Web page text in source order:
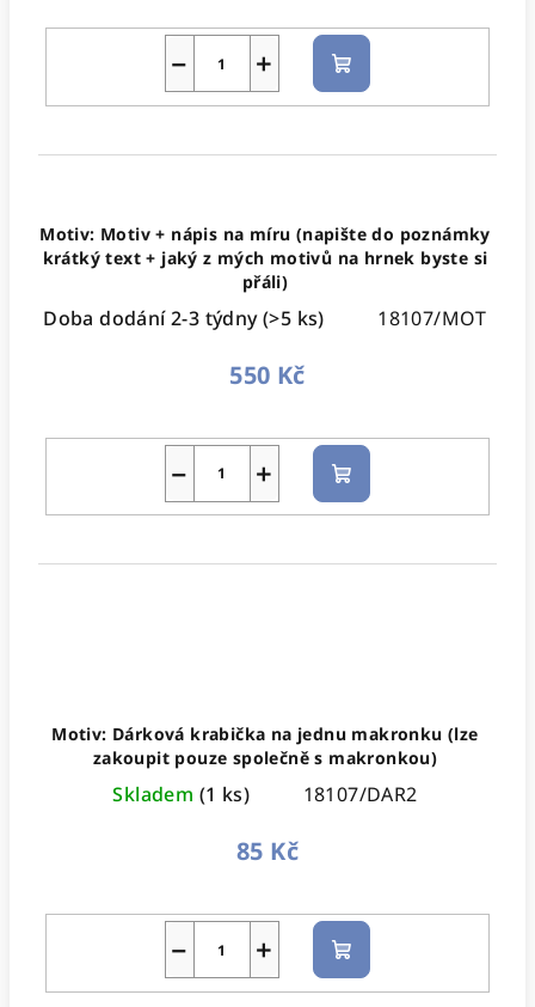
+
− Do
košíku
Motiv: Motiv + nápis na míru (napište do poznámky
krátký text + jaký z mých motivů na hrnek byste si
přáli)
Doba dodání 2-3 týdny(>5 ks) 18107/MOT
550 Kč
+
− Do
košíku
Motiv: Dárková krabička na jednu makronku (lze
zakoupit pouze společně s makronkou)
Skladem (1 ks) 18107/DAR2
85 Kč
+
− Do
košíku